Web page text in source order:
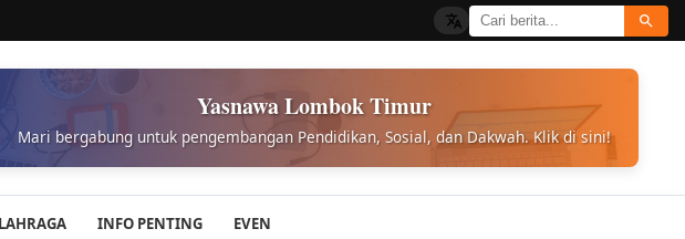
Yasnawa Lombok Timur
Mari bergabung untuk pengembangan Pendidikan, Sosial, dan Dakwah. Klik di sini!
INFO PENTING EVEN